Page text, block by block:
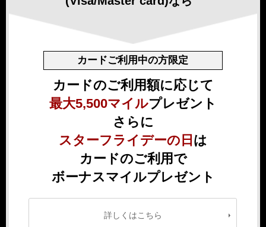
カードご利用中の方限定
カードのご利用額に応じて
最大5,500マイルプレゼント
さらに
スターフライデーの日 は
カードのご利用で
ボーナスマイルプレゼント
詳しくはこちら